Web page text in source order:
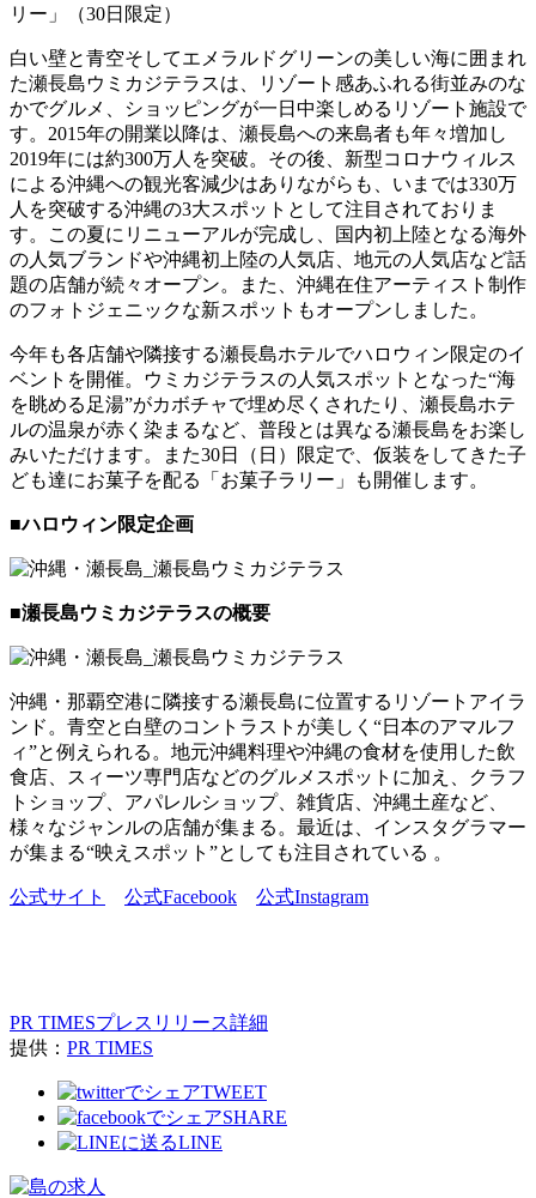
リー」（30日限定）
白い壁と青空そしてエメラルドグリーンの美しい海に囲まれ
た瀬長島ウミカジテラスは、リゾート感あふれる街並みのな
かでグルメ、ショッピングが一日中楽しめるリゾート施設で
す。2015年の開業以降は、瀬長島への来島者も年々増加し
2019年には約300万人を突破。その後、新型コロナウィルス
による沖縄への観光客減少はありながらも、いまでは330万
人を突破する沖縄の3大スポットとして注目されておりま
す。この夏にリニューアルが完成し、国内初上陸となる海外
の人気ブランドや沖縄初上陸の人気店、地元の人気店など話
題の店舗が続々オープン。また、沖縄在住アーティスト制作
のフォトジェニックな新スポットもオープンしました。
今年も各店舗や隣接する瀬長島ホテルでハロウィン限定のイ
ベントを開催。ウミカジテラスの人気スポットとなった“海
を眺める足湯”がカボチャで埋め尽くされたり、瀬長島ホテ
ルの温泉が赤く染まるなど、普段とは異なる瀬長島をお楽し
みいただけます。また30日（日）限定で、仮装をしてきた子
ども達にお菓子を配る「お菓子ラリー」も開催します。
■ハロウィン限定企画
■瀬⻑島ウミカジテラスの概要
沖縄・那覇空港に隣接する瀬長島に位置するリゾートアイラ
ンド。青空と白壁のコントラストが美しく“日本のアマルフ
ィ”と例えられる。地元沖縄料理や沖縄の食材を使用した飲
食店、スィーツ専門店などのグルメスポットに加え、クラフ
トショップ、アパレルショップ、雑貨店、沖縄土産など、
様々なジャンルの店舗が集まる。最近は、インスタグラマー
が集まる“映えスポット”としても注目されている 。
公式サイト 公式Facebook 公式Instagram
PR TIMESプレスリリース詳細
提供： PR TIMES
TWEET
SHARE
LINE